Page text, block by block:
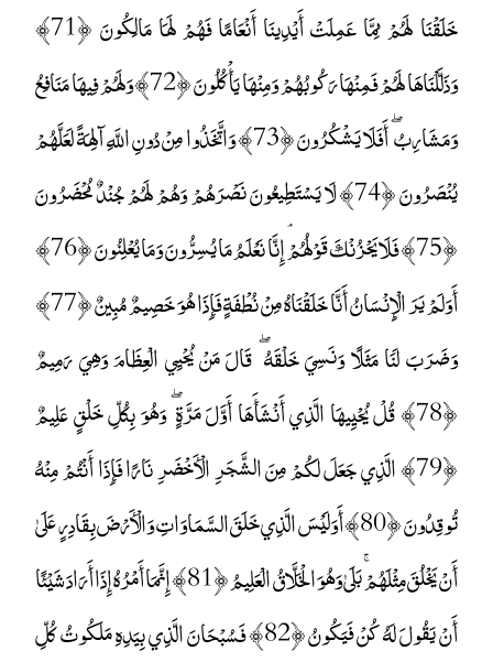
خَلَقْنَا لَهُمْ مِمَّا عَمِلَتْ أَيْدِينَا أَنْعَامًا فَهُمْ لَهَا مَالِكُونَ ﴿71﴾
وَذَلَّلْنَاهَا لَهُمْ فَمِنْهَا رَكُوبُهُمْ وَمِنْهَا يَأْكُلُونَ ﴿72﴾ وَلَهُمْ فِيهَا مَنَافِعُ
وَمَشَارِبُ ۖ أَفَلَا يَشْكُرُونَ ﴿73﴾ وَاتَّخَذُوا مِنْ دُونِ اللَّهِ آلِهَةً لَعَلَّهُمْ
يُنْصَرُونَ ﴿74﴾ لَا يَسْتَطِيعُونَ نَصْرَهُمْ وَهُمْ لَهُمْ جُنْدٌ مُحْضَرُونَ
﴿75﴾ فَلَا يَحْزُنْكَ قَوْلُهُمْ ۘ إِنَّا نَعْلَمُ مَا يُسِرُّونَ وَمَا يُعْلِنُونَ ﴿76﴾
أَوَلَمْ يَرَ الْإِنْسَانُ أَنَّا خَلَقْنَاهُ مِنْ نُطْفَةٍ فَإِذَا هُوَ خَصِيمٌ مُبِينٌ ﴿77﴾
وَضَرَبَ لَنَا مَثَلًا وَنَسِيَ خَلْقَهُ ۖ قَالَ مَنْ يُحْيِي الْعِظَامَ وَهِيَ رَمِيمٌ
﴿78﴾ قُلْ يُحْيِيهَا الَّذِي أَنْشَأَهَا أَوَّلَ مَرَّةٍ ۖ وَهُوَ بِكُلِّ خَلْقٍ عَلِيمٌ
﴿79﴾ الَّذِي جَعَلَ لَكُمْ مِنَ الشَّجَرِ الْأَخْضَرِ نَارًا فَإِذَا أَنْتُمْ مِنْهُ
تُوقِدُونَ ﴿80﴾ أَوَلَيْسَ الَّذِي خَلَقَ السَّمَاوَاتِ وَالْأَرْضَ بِقَادِرٍ عَلَىٰ
أَنْ يَخْلُقَ مِثْلَهُمْ ۚ بَلَىٰ وَهُوَ الْخَلَّاقُ الْعَلِيمُ ﴿81﴾ إِنَّمَا أَمْرُهُ إِذَا أَرَادَ شَيْئًا
أَنْ يَقُولَ لَهُ كُنْ فَيَكُونُ ﴿82﴾ فَسُبْحَانَ الَّذِي بِيَدِهِ مَلَكُوتُ كُلِّ